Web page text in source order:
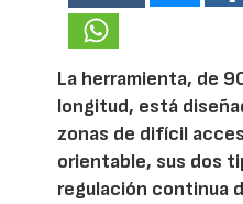
La herramienta, de
longitud, está
zonas de difícil
orientable, sus dos
regulación continua